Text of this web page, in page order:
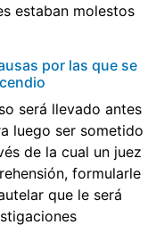
estaban molestos
por las que se
será llevado antes
luego ser sometido
de la cual un juez
formularle
que le será